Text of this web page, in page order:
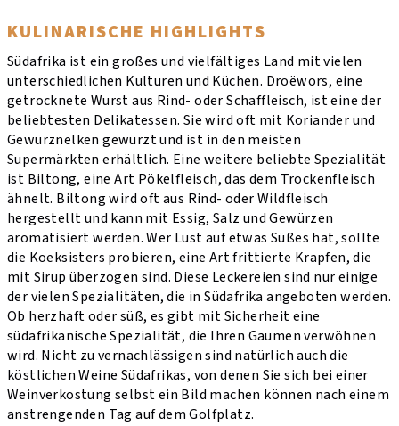
KULINARISCHE HIGHLIGHTS
Südafrika ist ein großes und vielfältiges Land mit vielen
unterschiedlichen Kulturen und Küchen. Droëwors, eine
getrocknete Wurst aus Rind- oder Schaffleisch, ist eine der
beliebtesten Delikatessen. Sie wird oft mit Koriander und
Gewürznelken gewürzt und ist in den meisten
Supermärkten erhältlich. Eine weitere beliebte Spezialität
ist Biltong, eine Art Pökelfleisch, das dem Trockenfleisch
ähnelt. Biltong wird oft aus Rind- oder Wildfleisch
hergestellt und kann mit Essig, Salz und Gewürzen
aromatisiert werden. Wer Lust auf etwas Süßes hat, sollte
die Koeksisters probieren, eine Art frittierte Krapfen, die
mit Sirup überzogen sind. Diese Leckereien sind nur einige
der vielen Spezialitäten, die in Südafrika angeboten werden.
Ob herzhaft oder süß, es gibt mit Sicherheit eine
südafrikanische Spezialität, die Ihren Gaumen verwöhnen
wird. Nicht zu vernachlässigen sind natürlich auch die
köstlichen Weine Südafrikas, von denen Sie sich bei einer
Weinverkostung selbst ein Bild machen können nach einem
anstrengenden Tag auf dem Golfplatz.